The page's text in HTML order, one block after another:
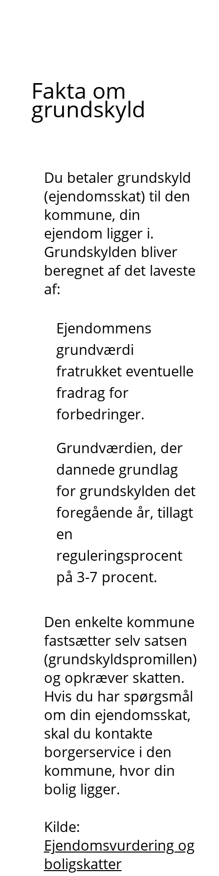
Fakta om
grundskyld
Du betaler grundskyld
(ejendomsskat) til den
kommune, din
ejendom ligger i.
Grundskylden bliver
beregnet af det laveste
af:
Ejendommens
grundværdi
fratrukket eventuelle
fradrag for
forbedringer.
Grundværdien, der
dannede grundlag
for grundskylden det
foregående år, tillagt
en
reguleringsprocent
på 3-7 procent.
Den enkelte kommune
fastsætter selv satsen
(grundskyldspromillen)
og opkræver skatten.
Hvis du har spørgsmål
om din ejendomsskat,
skal du kontakte
borgerservice i den
kommune, hvor din
bolig ligger.
Kilde:
Ejendomsvurdering og
boligskatter